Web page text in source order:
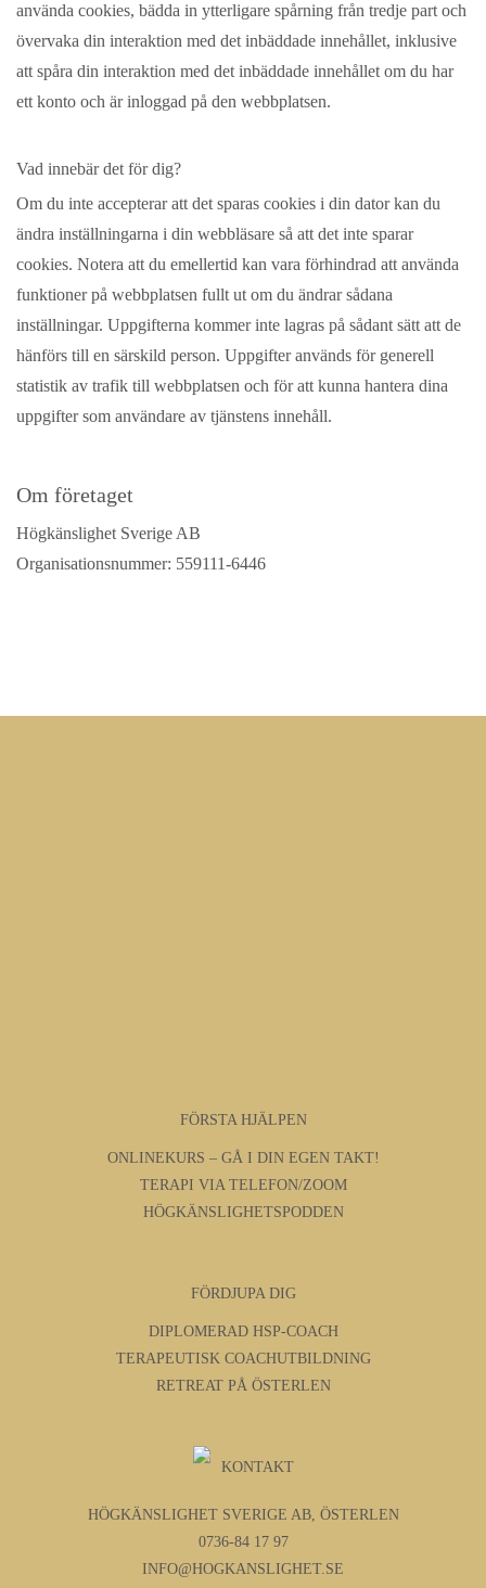
använda cookies, bädda in ytterligare spårning från tredje part och
övervaka din interaktion med det inbäddade innehållet, inklusive
att spåra din interaktion med det inbäddade innehållet om du har
ett konto och är inloggad på den webbplatsen.
Vad innebär det för dig?
Om du inte accepterar att det sparas cookies i din dator kan du
ändra inställningarna i din webbläsare så att det inte sparar
cookies. Notera att du emellertid kan vara förhindrad att använda
funktioner på webbplatsen fullt ut om du ändrar sådana
inställningar. Uppgifterna kommer inte lagras på sådant sätt att de
hänförs till en särskild person. Uppgifter används för generell
statistik av trafik till webbplatsen och för att kunna hantera dina
uppgifter som användare av tjänstens innehåll.
Om företaget
Högkänslighet Sverige AB
Organisationsnummer: 559111-6446
FÖRSTA HJÄLPEN
ONLINEKURS – GÅ I DIN EGEN TAKT!
TERAPI VIA TELEFON/ZOOM
HÖGKÄNSLIGHETSPODDEN
FÖRDJUPA DIG
DIPLOMERAD HSP-COACH
TERAPEUTISK COACHUTBILDNING
RETREAT PÅ ÖSTERLEN
KONTAKT
HÖGKÄNSLIGHET SVERIGE AB, ÖSTERLEN
0736-84 17 97
INFO@HOGKANSLIGHET.SE